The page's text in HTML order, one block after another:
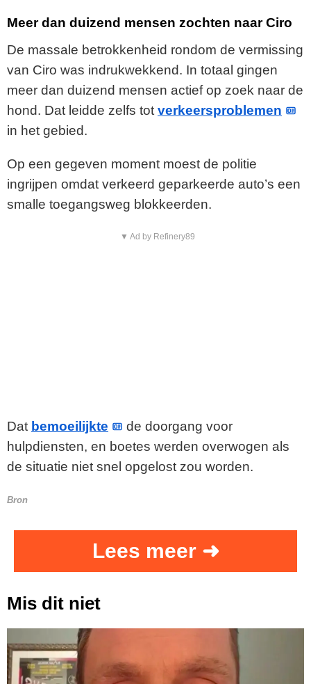
Meer dan duizend mensen zochten naar Ciro
De massale betrokkenheid rondom de vermissing
van Ciro was indrukwekkend. In totaal gingen
meer dan duizend mensen actief op zoek naar de
hond. Dat leidde zelfs tot verkeersproblemen
in het gebied.
Op een gegeven moment moest de politie
ingrijpen omdat verkeerd geparkeerde auto’s een
smalle toegangsweg blokkeerden.
▼ Ad by Refinery89
Dat bemoeilijkte
de doorgang voor
hulpdiensten, en boetes werden overwogen als
de situatie niet snel opgelost zou worden.
Bron
Lees meer ➜
Mis dit niet